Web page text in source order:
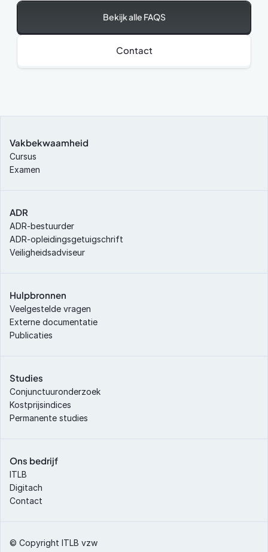
Bekijk alle FAQS
Contact
Vakbekwaamheid
Cursus
Examen
ADR
ADR-bestuurder
ADR-opleidingsgetuigschrift
Veiligheidsadviseur
Hulpbronnen
Veelgestelde vragen
Externe documentatie
Publicaties
Studies
Conjunctuuronderzoek
Kostprijsindices
Permanente studies
Ons bedrijf
ITLB
Digitach
Contact
© Copyright ITLB vzw